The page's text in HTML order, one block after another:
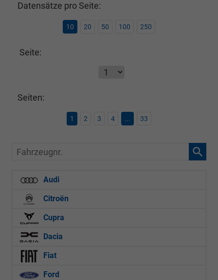
Datensätze pro Seite:
10 20 50 100 250
Seite:
Seiten:
1 2 3 4 ... 33
Fahrzeugnr.
Audi
Citroën
Cupra
Dacia
Fiat
Ford